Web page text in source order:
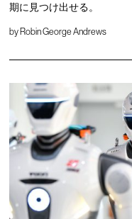
期に見つけ出せる。
by Robin George Andrews